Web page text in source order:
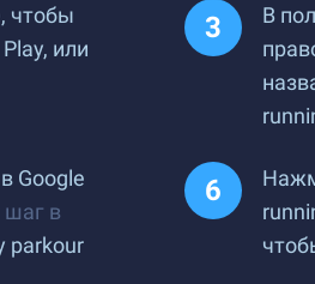
чтобы
или
В
Google
шаг в
parkour